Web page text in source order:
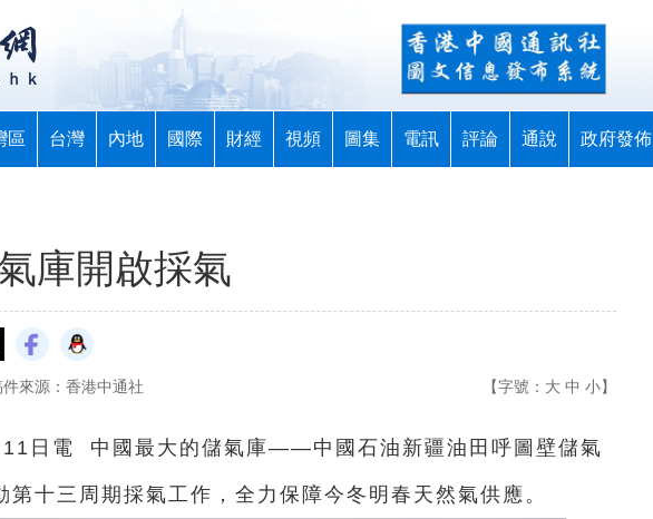
區 台灣 內地 國際 財經 視頻 圖集 電訊 評論 通說 政府發佈
庫開啟採氣
件來源：香港中通社 【字號： 大 中 小】
11日電 中國最大的儲氣庫——中國石油新疆油田呼圖壁儲氣
十三周期採氣工作，全力保障今冬明春天然氣供應。